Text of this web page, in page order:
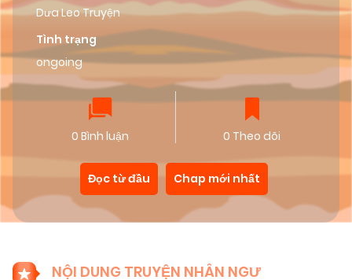
Dưa Leo Truyện
Tình trạng
ongoing
0 Bình luận 0 Theo dõi
Đọc từ đầu Chap mới nhất
NỘI DUNG TRUYỆN NHÂN NGƯ